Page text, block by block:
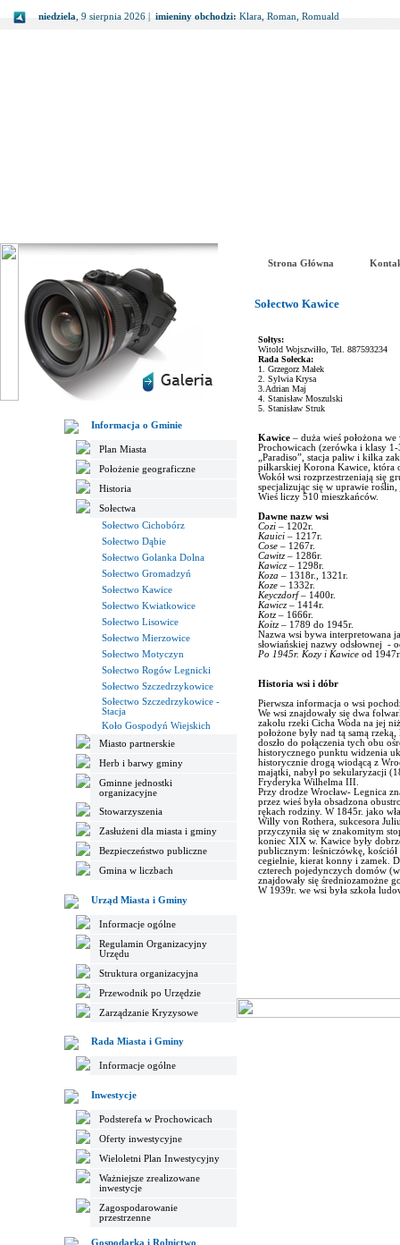
niedziela , 9 sierpnia 2026 | imieniny obchodzi: Klara, Roman, Romuald
Strona Główna
Informacja o Gminie
Plan Miasta
Położenie geograficzne
Historia
Sołectwa
Sołectwo Cichobórz
Sołectwo Dąbie
Sołectwo Golanka Dolna
Sołectwo Gromadzyń
Sołectwo Kawice
Sołectwo Kwiatkowice
Sołectwo Lisowice
Sołectwo Mierzowice
Sołectwo Motyczyn
Sołectwo Rogów Legnicki
Sołectwo Szczedrzykowice
Sołectwo Szczedrzykowice -
Stacja
Koło Gospodyń Wiejskich
Miasto partnerskie
Herb i barwy gminy
Gminne jednostki
organizacyjne
Stowarzyszenia
Zasłużeni dla miasta i gminy
Bezpieczeństwo publiczne
Gmina w liczbach
Urząd Miasta i Gminy
Informacje ogólne
Regulamin Organizacyjny
Urzędu
Struktura organizacyjna
Przewodnik po Urzędzie
Zarządzanie Kryzysowe
Rada Miasta i Gminy
Informacje ogólne
Inwestycje
Podsterefa w Prochowicach
Oferty inwestycyjne
Wieloletni Plan Inwestycyjny
Ważniejsze zrealizowane
inwestycje
Zagospodarowanie
przestrzenne
Gospodarka i Rolnictwo
Sołectwo Kawice
Sołtys:
Witold Wojszwiłło, Tel. 887593234
Rada Sołecka:
1. Grzegorz Małek
2. Sylwia Krysa
3.Adrian Maj
4. Stanisław Moszulski
5. Stanisław Struk
Kawice– duża wieś położona
Prochowicach (zerówka i klasy
„Paradiso”, stacja paliw i kilka
piłkarskiej Korona Kawice, która
Wokół wsi rozprzestrzeniają się
specjalizując się w uprawie
Wieś liczy 510 mieszkańców.
Dawne nazw wsi
Cozi – 1202r.
Kauici – 1217r.
Cose – 1267r.
Cawitz– 1286r.
Kawicz – 1298r.
Koza– 1318r., 1321r.
Koze – 1332r.
Keyczdorf– 1400r.
Kawicz – 1414r.
Kotz – 1666r.
Koitz– 1789 do 1945r.
Nazwa wsi bywa interpretowana
słowiańskiej nazwy odsłownej
-
Po 1945r. Kozy i Kawice od
Historia wsi i dóbr
Pierwsza informacja o wsi
We wsi znajdowały się dwa
zakolu rzeki Cicha Woda na jej
położone były nad tą samą
doszło do połączenia tych obu
historycznego punktu widzenia
historycznie drogą wiodącą z
majątki, nabył po sekularyzacji
Fryderyka Wilhelma III.
Przy drodze Wrocław- Legnica
przez wieś była obsadzona
rękach rodziny. W 1845r. jako
Willy von Rothera, sukcesora
przyczyniła się w znakomitym
koniec XIX w. Kawice były
publicznym: leśniczówkę,
cegielnie, kierat konny i zamek.
czterech pojedynczych domów
znajdowały się średniozamożne
W 1939r. we wsi była szkoła